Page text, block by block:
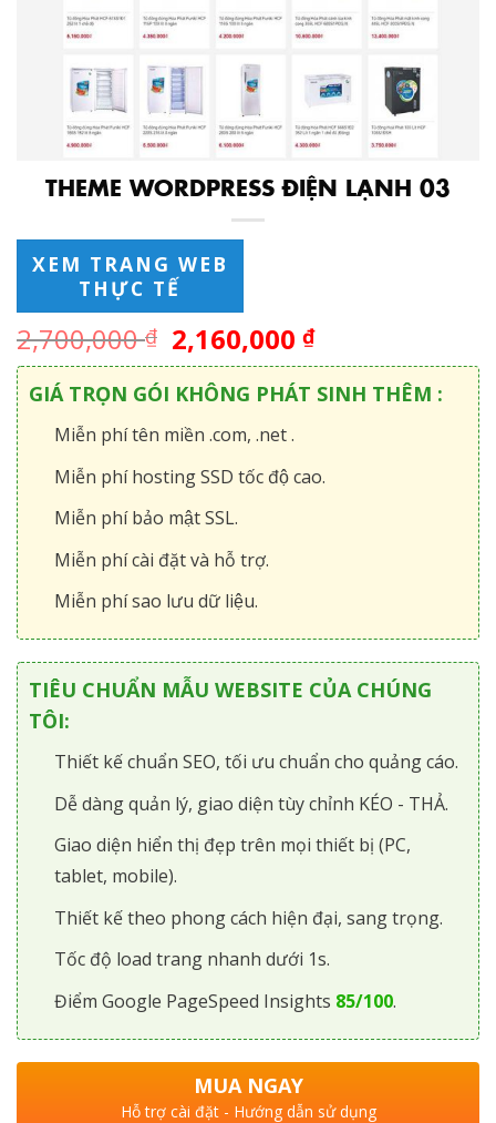
THEME WORDPRESS ĐIỆN LẠNH 03
XEM TRANG WEB
THỰC TẾ
2,700,000₫ 2,160,000₫
GIÁ TRỌN GÓI KHÔNG PHÁT SINH THÊM :
Miễn phí tên miền .com, .net .
Miễn phí hosting SSD tốc độ cao.
Miễn phí bảo mật SSL.
Miễn phí cài đặt và hỗ trợ.
Miễn phí sao lưu dữ liệu.
TIÊU CHUẨN MẪU WEBSITE CỦA CHÚNG
TÔI:
Thiết kế chuẩn SEO, tối ưu chuẩn cho quảng cáo.
Dễ dàng quản lý, giao diện tùy chỉnh KÉO - THẢ.
Giao diện hiển thị đẹp trên mọi thiết bị (PC,
tablet, mobile).
Thiết kế theo phong cách hiện đại, sang trọng.
Tốc độ load trang nhanh dưới 1s.
Điểm Google PageSpeed Insights 85/100.
MUA NGAY
Hỗ trợ cài đặt - Hướng dẫn sử dụng